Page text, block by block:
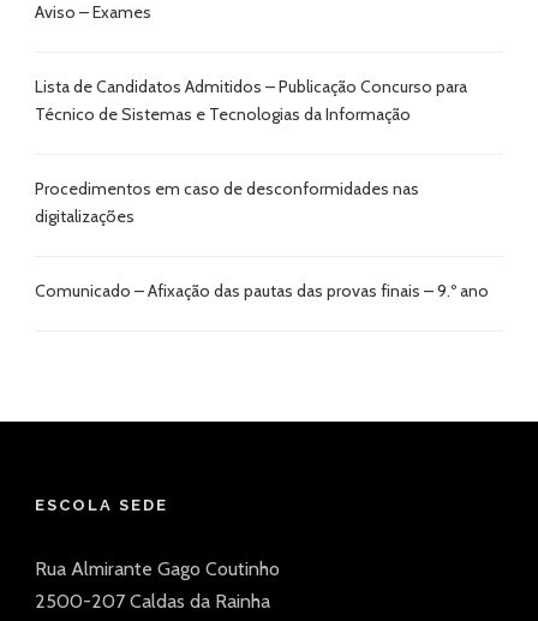
Aviso – Exames
Lista de Candidatos Admitidos – Publicação Concurso para
Técnico de Sistemas e Tecnologias da Informação
Procedimentos em caso de desconformidades nas
digitalizações
Comunicado – Afixação das pautas das provas finais – 9.º ano
ESCOLA SEDE
Rua Almirante Gago Coutinho
2500-207 Caldas da Rainha